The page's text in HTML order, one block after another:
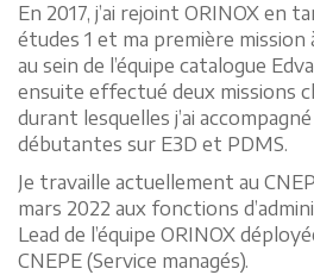
En 2017, j’ai rejoint ORINOX en
études 1 et ma première mission
au sein de l’équipe catalogue
ensuite effectué deux missions
durant lesquelles j’ai
débutantes sur E3D et PDMS.
Je travaille actuellement au
mars 2022 aux fonctions
Lead de l’équipe ORINOX
CNEPE (Service managés).